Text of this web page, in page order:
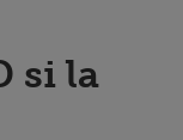
si la